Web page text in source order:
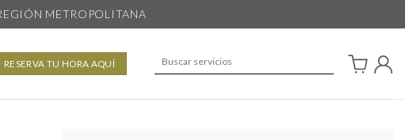
METROPOLITANA
RESERVA TU HORA AQUÍ